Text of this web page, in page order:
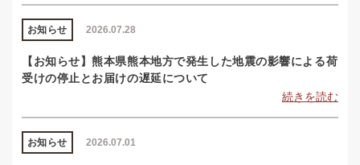
2026.07.28
お知らせ
【お知らせ】熊本県熊本地方で発生した地震の影響による荷
受けの停止とお届けの遅延について
続きを読む
2026.07.01
お知らせ